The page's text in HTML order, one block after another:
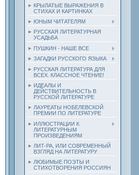
КРЫЛАТЫЕ ВЫРАЖЕНИЯ В
СТИХАХ И КАРТИНКАХ
ЮНЫМ ЧИТАТЕЛЯМ
РУССКАЯ ЛИТЕРАТУРНАЯ
УСАДЬБА
ПУШКИН - НАШЕ ВСЕ
ЗАГАДКИ РУССКОГО ЯЗЫКА
РУССКАЯ ЛИТЕРАТУРА ДЛЯ
ВСЕХ. КЛАССНОЕ ЧТЕНИЕ!
ИДЕАЛЫ И
ДЕЙСТВИТЕЛЬНОСТЬ В
РУССКОЙ ЛИТЕРАТУРЕ
ЛАУРЕАТЫ НОБЕЛЕВСКОЙ
ПРЕМИИ ПО ЛИТЕРАТУРЕ
ИЛЛЮСТРАЦИИ К
ЛИТЕРАТУРНЫМ
ПРОИЗВЕДЕНИЯМ
ЛИТ-РА, ИЛИ СОВРЕМЕННЫЙ
ВЗГЛЯД НА ЛИТЕРАТУРУ
ЛЮБИМЫЕ ПОЭТЫ И
СТИХОТВОРЕНИЯ РОССИЯН